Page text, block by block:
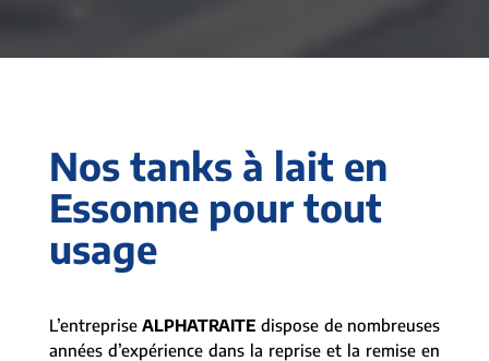
Nos tanks à lait en
Essonne pour tout
usage
L’entrepriseALPHATRAITE dispose de nombreuses
années d’expérience dans la reprise et la remise en